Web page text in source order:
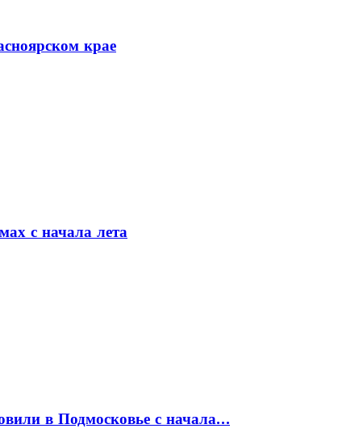
крае
с начала лета
в Подмосковье с начала…